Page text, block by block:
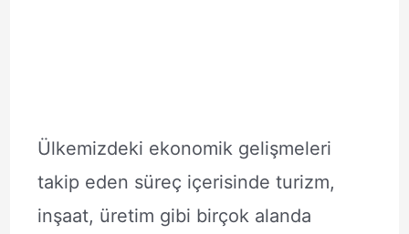
Ülkemizdeki ekonomik gelişmeleri
takip eden süreç içerisinde turizm,
inşaat, üretim gibi birçok alanda